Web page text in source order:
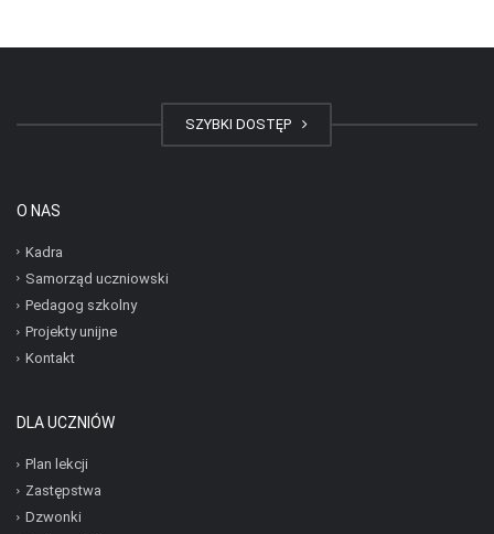
SZYBKI DOSTĘP
O NAS
Kadra
Samorząd uczniowski
Pedagog szkolny
Projekty unijne
Kontakt
DLA UCZNIÓW
Plan lekcji
Zastępstwa
Dzwonki